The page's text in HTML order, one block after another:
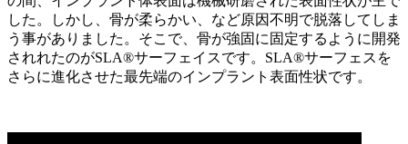
した。しかし、骨が柔らかい、など原因不明で脱落してしま
う事がありました。そこで、骨が強固に固定するように開発
されれたのがSLA®サーフェイスです。SLA®サーフェスを
さらに進化させた最先端のインプラント表面性状です。